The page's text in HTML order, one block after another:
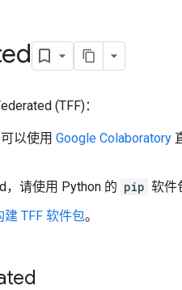
(TFF)：
以使用 Google Colaboratory
，请使用 Python 的 pip 软件
建 TFF 软件包。